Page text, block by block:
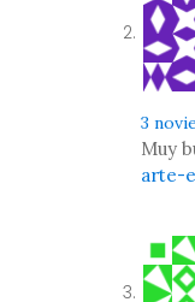
3
Muy
arte-